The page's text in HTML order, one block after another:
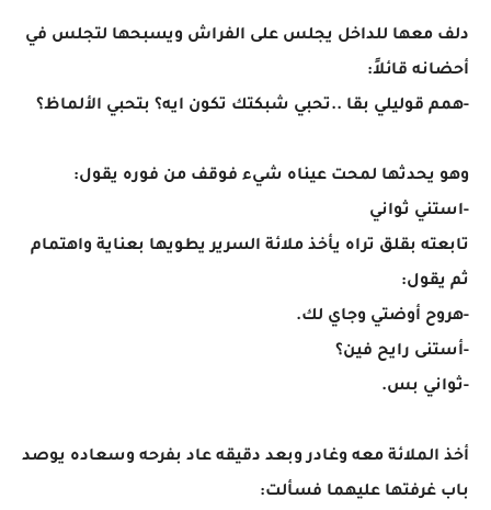
دلف معها للداخل يجلس على الفراش ويسبحها لتجلس في
أحضانه قائلاً:
-همم قوليلي بقا ..تحبي شبكتك تكون ايه؟ بتحبي الألماظ؟
وهو يحدثها لمحت عيناه شيء فوقف من فوره يقول:
-استني ثواني
تابعته بقلق تراه يأخذ ملائة السرير يطويها بعناية واهتمام
ثم يقول:
-هروح أوضتي وجاي لك.
-أستنى رايح فين؟
-ثواني بس.
أخذ الملائة معه وغادر وبعد دقيقه عاد بفرحه وسعاده يوصد
باب غرفتها عليهما فسألت: